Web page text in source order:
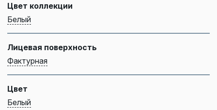
Цвет коллекции
Белый
Лицевая поверхность
Фактурная
Цвет
Белый